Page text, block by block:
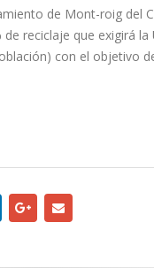
de Mont-roig del
reciclaje que exigirá
con el objetivo